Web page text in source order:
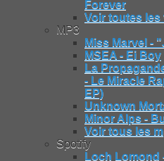
Forever
Voir toutes les
MP3
Miss Marvel -
MSEA - Ei Boy
La
- Le Miracle
EP)
Unknown
Minor Alps -
Voir tous les
Spotify
Loch Lomond